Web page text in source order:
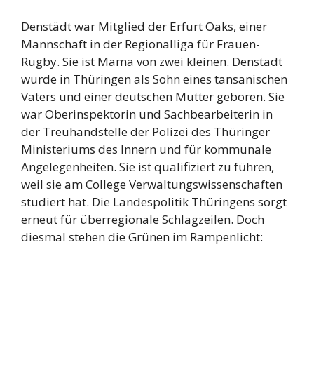
Denstädt war Mitglied der Erfurt Oaks, einer
Mannschaft in der Regionalliga für Frauen-
Rugby. Sie ist Mama von zwei kleinen. Denstädt
wurde in Thüringen als Sohn eines tansanischen
Vaters und einer deutschen Mutter geboren. Sie
war Oberinspektorin und Sachbearbeiterin in
der Treuhandstelle der Polizei des Thüringer
Ministeriums des Innern und für kommunale
Angelegenheiten. Sie ist qualifiziert zu führen,
weil sie am College Verwaltungswissenschaften
studiert hat. Die Landespolitik Thüringens sorgt
erneut für überregionale Schlagzeilen. Doch
diesmal stehen die Grünen im Rampenlicht: